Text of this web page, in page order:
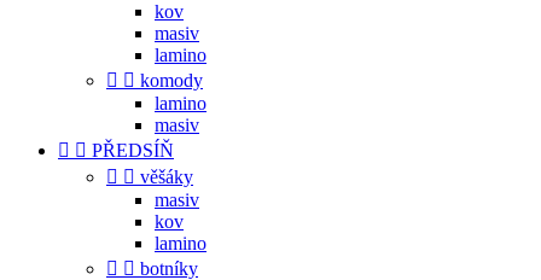
kov
masiv
lamino
  komody
lamino
masiv
  PŘEDSÍŇ
  věšáky
masiv
kov
lamino
  botníky